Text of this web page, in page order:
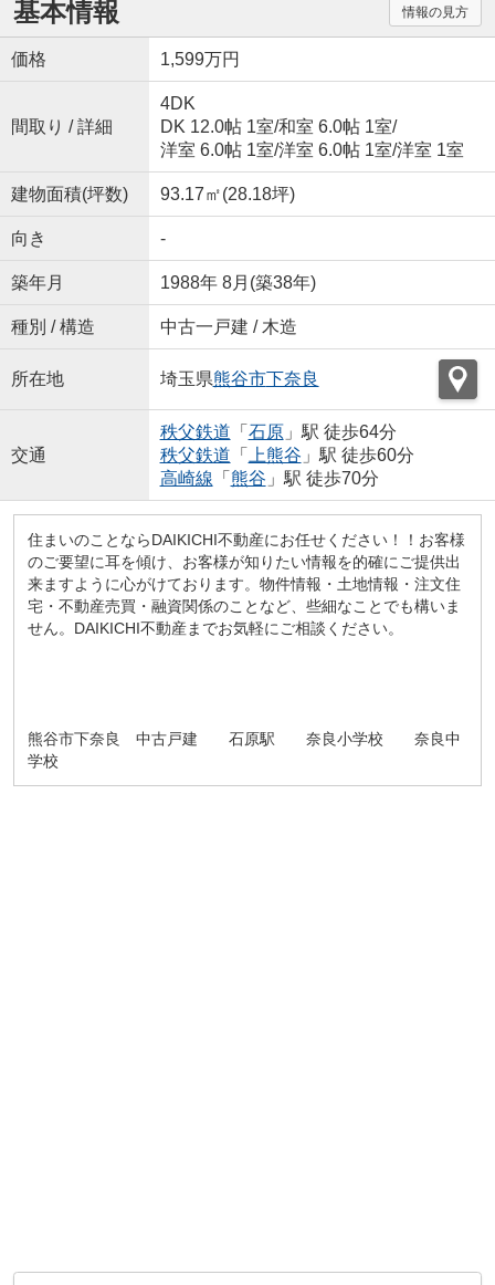
基本情報 情報の見方
価格 1,599万円
間取り / 詳細
4DK
DK 12.0帖 1室/和室 6.0帖 1室/
洋室 6.0帖 1室/洋室 6.0帖 1室/洋室 1室
建物面積(坪数) 93.17㎡(28.18坪)
向き -
築年月 1988年 8月(築38年)
種別 / 構造 中古一戸建 / 木造
所在地 埼玉県熊谷市下奈良
交通
秩父鉄道 「 石原」駅 徒歩64分
秩父鉄道 「 上熊谷 」駅 徒歩60分
高崎線 「 熊谷 」駅 徒歩70分
住まいのことならDAIKICHI不動産にお任せください！！お客様
のご要望に耳を傾け、お客様が知りたい情報を的確にご提供出
来ますように心がけております。物件情報・土地情報・注文住
宅・不動産売買・融資関係のことなど、些細なことでも構いま
せん。DAIKICHI不動産までお気軽にご相談ください。
熊谷市下奈良 中古戸建 石原駅 奈良小学校 奈良中
学校